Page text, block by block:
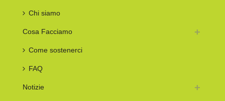
Chi siamo
Cosa Facciamo
Come sostenerci
FAQ
Notizie